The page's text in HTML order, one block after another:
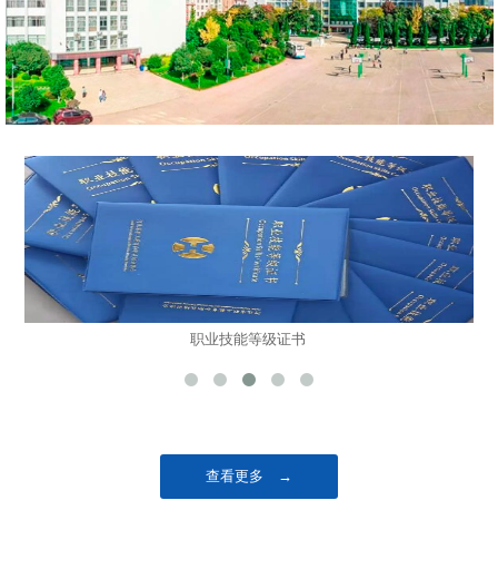
职业技能等级证书
查看更多 →